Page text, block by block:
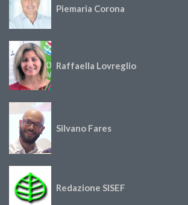
Piemaria Corona
Raffaella Lovreglio
Silvano Fares
Redazione SISEF